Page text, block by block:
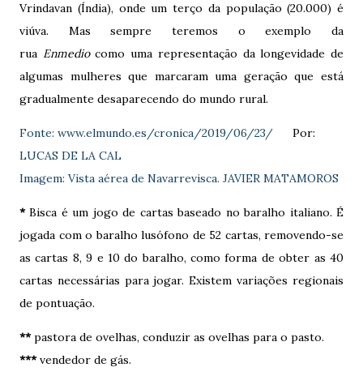
Vrindavan (Índia), onde um terço da população (20.000) é
viúva. Mas sempre teremos o exemplo da
rua Enmediocomo uma representação da longevidade de
algumas mulheres que marcaram uma geração que está
gradualmente desaparecendo do mundo rural.
Fonte: www.elmundo.es/cronica/2019/06/23/ Por:
LUCAS DE LA CAL
Imagem: Vista aérea de Navarrevisca. JAVIER MATAMOROS
*Bisca é um jogo de cartas baseado no baralho italiano. É
jogada com o baralho lusófono de 52 cartas, removendo-se
as cartas 8, 9 e 10 do baralho, como forma de obter as 40
cartas necessárias para jogar. Existem variações regionais
de pontuação.
**pastora de ovelhas, conduzir as ovelhas para o pasto.
***vendedor de gás.